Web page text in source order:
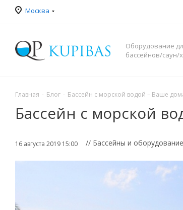
Москва
Оборудование
бассейнов/саун/
Главная - Блог - Бассейн с морской водой – Ваше
Бассейн с морской
16 августа 2019 15:00 // Бассейны и оборудование